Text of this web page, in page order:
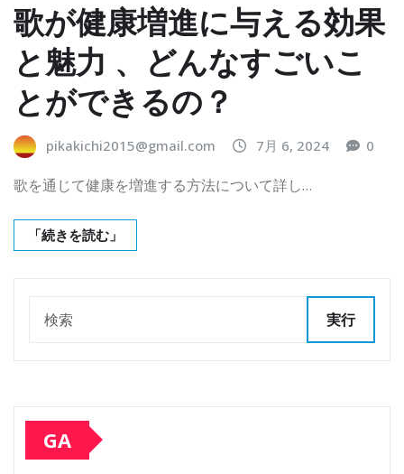
歌が健康増進に与える効果
と魅力 、どんなすごいこ
とができるの？
pikakichi2015@gmail.com 7月 6, 2024 0
歌を通じて健康を増進する方法について詳し…
「続きを読む」
実行
GA